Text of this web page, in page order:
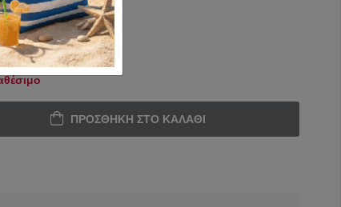
ΠΡΟΣΘΉΚΗ ΣΤΟ ΚΑΛΆΘΙ